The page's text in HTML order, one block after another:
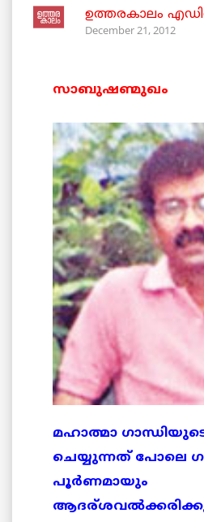
ഉത്തരകാലം
December 21, 2012
സാബുഷണ്മുഖം
മഹാത്മാ
ചെയ്യുന്നത് പോലെ
പൂര്‍ണമായും